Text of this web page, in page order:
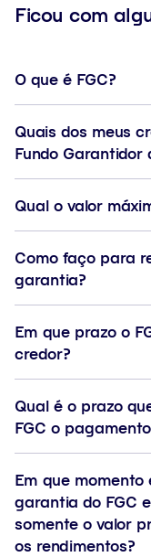
Ficou com
O que é FGC?
Quais dos meus
Fundo Garantidor
Qual o valor
Como faço para
garantia?
Em que prazo o
credor?
Qual é o prazo
FGC o
Em que
garantia do FGC
somente o valor
os rendimentos?